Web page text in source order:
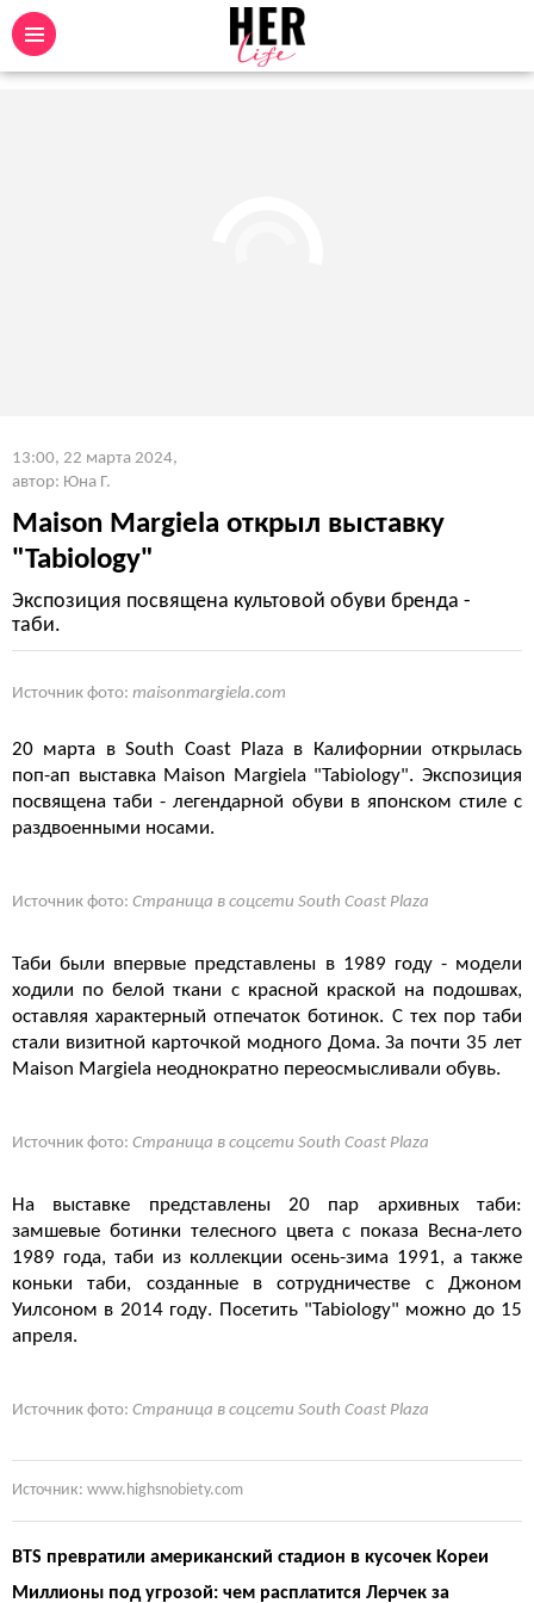
13:00, 22 марта 2024,
автор: Юна Г.
Maison Margiela открыл выставку
"Tabiology"
Экспозиция посвящена культовой обуви бренда -
таби.
Источник фото: maisonmargiela.com
20 марта в South Coast Plaza в Калифорнии открылась
поп-ап выставка Maison Margiela "Tabiology". Экспозиция
посвящена таби - легендарной обуви в японском стиле с
раздвоенными носами.
Источник фото: Страница в соцсети South Coast Plaza
Таби были впервые представлены в 1989 году - модели
ходили по белой ткани с красной краской на подошвах,
оставляя характерный отпечаток ботинок. С тех пор таби
стали визитной карточкой модного Дома. За почти 35 лет
Maison Margiela неоднократно переосмысливали обувь.
Источник фото: Страница в соцсети South Coast Plaza
На выставке представлены 20 пар архивных таби:
замшевые ботинки телесного цвета с показа Весна-лето
1989 года, таби из коллекции осень-зима 1991, а также
коньки таби, созданные в сотрудничестве с Джоном
Уилсоном в 2014 году. Посетить "Tabiology" можно до 15
апреля.
Источник фото: Страница в соцсети South Coast Plaza
Источник: www.highsnobiety.com
BTS превратили американский стадион в кусочек Кореи
Миллионы под угрозой: чем расплатится Лерчек за